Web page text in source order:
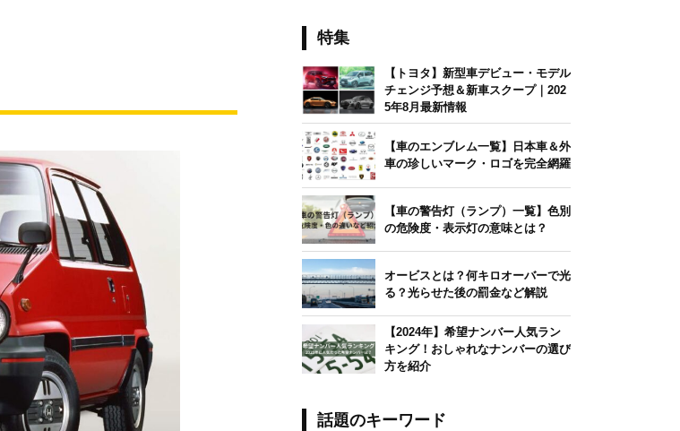
特集
【トヨタ】新型車デビュー・モデル
チェンジ予想＆新車スクープ｜202
5年8月最新情報
【車のエンブレム一覧】日本車＆外
車の珍しいマーク・ロゴを完全網羅
【車の警告灯（ランプ）一覧】色別
の危険度・表示灯の意味とは？
オービスとは？何キロオーバーで光
る？光らせた後の罰金など解説
【2024年】希望ナンバー人気ラン
キング！おしゃれなナンバーの選び
方を紹介
話題のキーワード